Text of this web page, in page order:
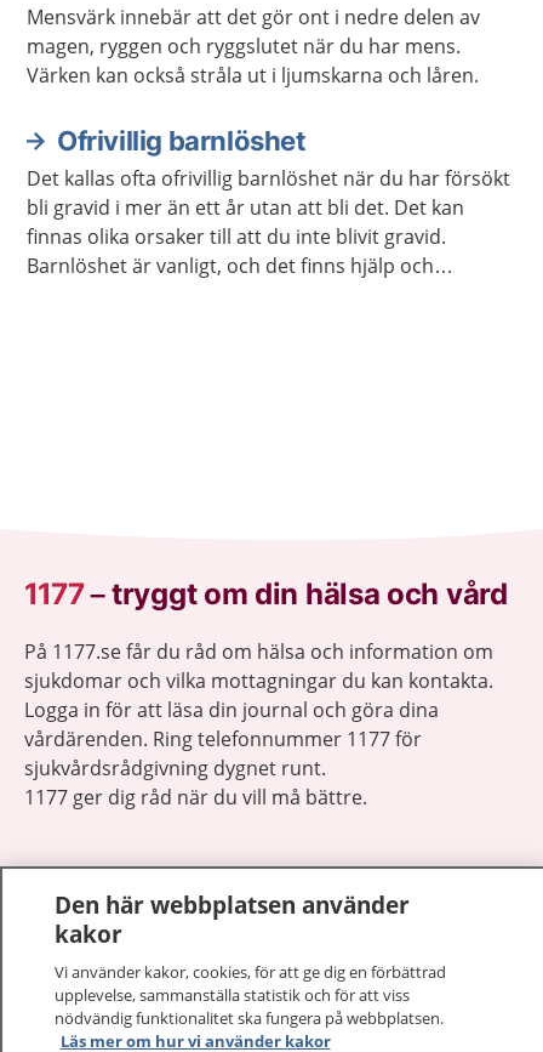
Mensvärk innebär att det gör ont i nedre delen av
magen, ryggen och ryggslutet när du har mens.
Värken kan också stråla ut i ljumskarna och låren.
Ofrivillig barnlöshet
Det kallas ofta ofrivillig barnlöshet när du har försökt
bli gravid i mer än ett år utan att bli det. Det kan
finnas olika orsaker till att du inte blivit gravid.
Barnlöshet är vanligt, och det finns hjälp och
1177–tryggt om din hälsa och vård
På 1177.se får du råd om hälsa och information om
sjukdomar och vilka mottagningar du kan kontakta.
Logga in för att läsa din journal och göra dina
vårdärenden. Ring telefonnummer 1177 för
sjukvårdsrådgivning dygnet runt.
1177 ger dig råd när du vill må bättre.
1177 på flera språk
Om 1177
Den här webbplatsen använder
kakor
Vi använder kakor, cookies, för att ge dig en förbättrad
upplevelse, sammanställa statistik och för att viss
nödvändig funktionalitet ska fungera på webbplatsen.
Läs mer om hur vi använder kakor